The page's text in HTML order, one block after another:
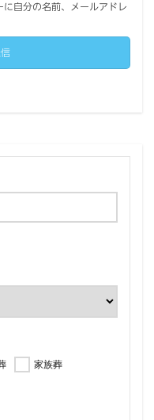
自分の名前、メールアドレ
家族葬